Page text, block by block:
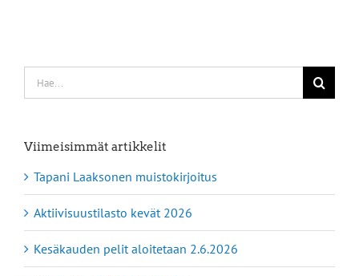
Etsi
...
Viimeisimmät artikkelit
Tapani Laaksonen muistokirjoitus
Aktiivisuustilasto kevät 2026
Kesäkauden pelit aloitetaan 2.6.2026